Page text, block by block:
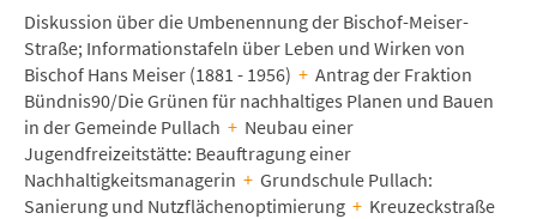
Diskussion über die Umbenennung der Bischof-Meiser-
Straße; Informationstafeln über Leben und Wirken von
Bischof Hans Meiser (1881 - 1956) + Antrag der Fraktion
Bündnis90/Die Grünen für nachhaltiges Planen und Bauen
in der Gemeinde Pullach + Neubau einer
Jugendfreizeitstätte: Beauftragung einer
Nachhaltigkeitsmanagerin + Grundschule Pullach:
Sanierung und Nutzflächenoptimierung + Kreuzeckstraße